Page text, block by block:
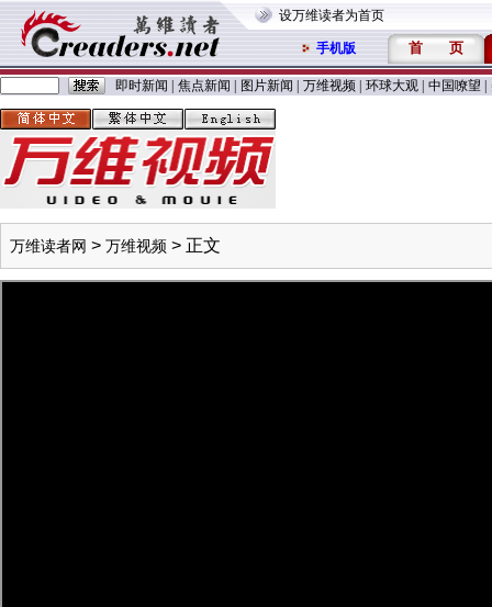
设万维读者为首页
手机版 首 页
即时新闻 焦点新闻 图片新闻 万维视频 环球大观 中国嘹望
万维读者网 > 万维视频 > 正文